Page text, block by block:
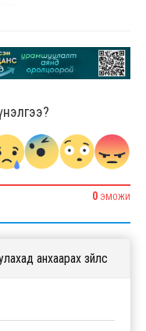
0 ЭМОЖИ
анхаарах зүйлс